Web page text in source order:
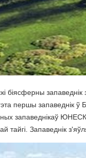
біясферны
першы запаведнік ў
запаведнікаў
тайгі. Запаведнік